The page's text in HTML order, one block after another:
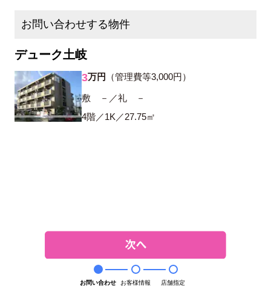
お問い合わせする物件
デューク土岐
3万円 （管理費等3,000円）
敷 －／礼 －
4階／1K／27.75㎡
お問い合わせ お客様情報 店舗指定